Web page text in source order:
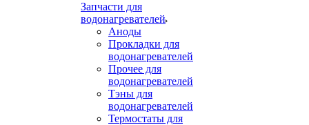
Запчасти для
водонагревателей
Аноды
Прокладки для
водонагревателей
Прочее для
водонагревателей
Тэны для
водонагревателей
Термостаты для